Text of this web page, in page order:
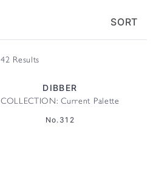
SORT
42 Results
DIBBER
COLLECTION: Current Palette
No.312